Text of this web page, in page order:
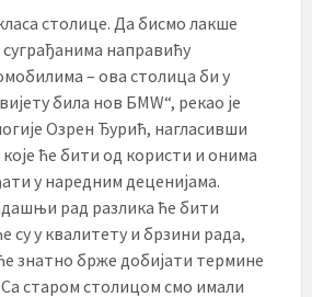
столице. Да бисмо лакше
направићу
– ова столица би у
била нов БМW“, рекао је
Озрен Ђурић, нагласивши
које ће бити од користи и онима
у наредним деценијама.
рад разлика ће бити
су у квалитету и брзини рада,
знатно брже добијати термине
Са старом столицом смо имали